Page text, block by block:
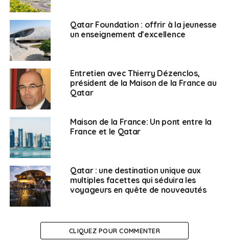
Retraité du ministère de la défense, spécialiste du Moyen
Orient et plus particulièrement intéressé par l'évolution du
Qatar
Qatar Foundation : offrir à la jeunesse
un enseignement d’excellence
Entretien avec Thierry Dézenclos,
président de la Maison de la France au
Qatar
Maison de la France: Un pont entre la
France et le Qatar
Qatar : une destination unique aux
multiples facettes qui séduira les
voyageurs en quête de nouveautés
CLIQUEZ POUR COMMENTER